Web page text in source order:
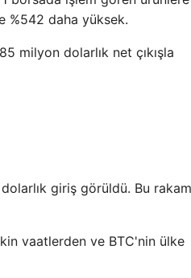
%542 daha yüksek.
milyon dolarlık net çıkışla
giriş görüldü. Bu rakam
vaatlerden ve BTC'nin ülke